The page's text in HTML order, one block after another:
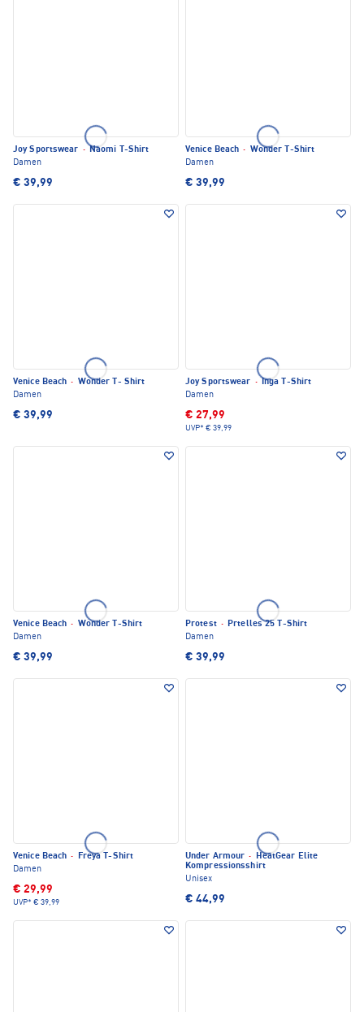
Joy Sportswear · Naomi T-Shirt
Damen
€ 39,99
Venice Beach · Wonder T-Shirt
Damen
€ 39,99
Venice Beach · Wonder T- Shirt
Damen
€ 39,99
Joy Sportswear · Inga T-Shirt
Damen
€ 27,99
UVP* € 39,99
Venice Beach · Wonder T-Shirt
Damen
€ 39,99
Protest · Prtelles 25 T-Shirt
Damen
€ 39,99
Venice Beach ·
Freya T-Shirt
Damen
€ 29,99
UVP* € 39,99
Under Armour ·
HeatGear Elite
Kompressionsshirt
Unisex
€ 44,99